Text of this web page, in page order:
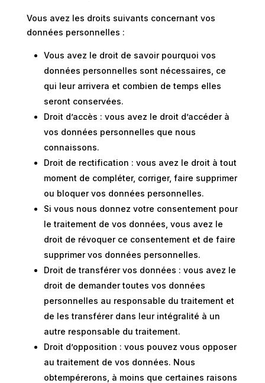
Vous avez les droits suivants concernant vos
données personnelles :
Vous avez le droit de savoir pourquoi vos
données personnelles sont nécessaires, ce
qui leur arrivera et combien de temps elles
seront conservées.
Droit d’accès : vous avez le droit d’accéder à
vos données personnelles que nous
connaissons.
Droit de rectification : vous avez le droit à tout
moment de compléter, corriger, faire supprimer
ou bloquer vos données personnelles.
Si vous nous donnez votre consentement pour
le traitement de vos données, vous avez le
droit de révoquer ce consentement et de faire
supprimer vos données personnelles.
Droit de transférer vos données : vous avez le
droit de demander toutes vos données
personnelles au responsable du traitement et
de les transférer dans leur intégralité à un
autre responsable du traitement.
Droit d’opposition : vous pouvez vous opposer
au traitement de vos données. Nous
obtempérerons, à moins que certaines raisons